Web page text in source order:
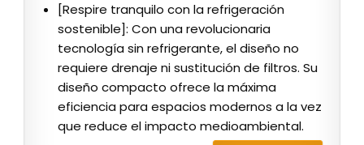
[Respire tranquilo con la refrigeración
sostenible]: Con una revolucionaria
tecnología sin refrigerante, el diseño no
requiere drenaje ni sustitución de filtros. Su
diseño compacto ofrece la máxima
eficiencia para espacios modernos a la vez
que reduce el impacto medioambiental.